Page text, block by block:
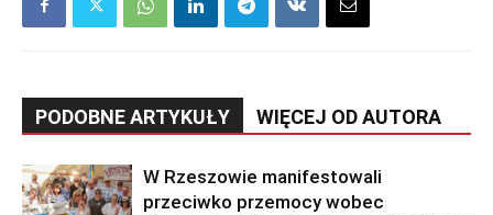
PODOBNE ARTYKUŁY WIĘCEJ OD AUTORA
W Rzeszowie manifestowali
przeciwko przemocy wobec